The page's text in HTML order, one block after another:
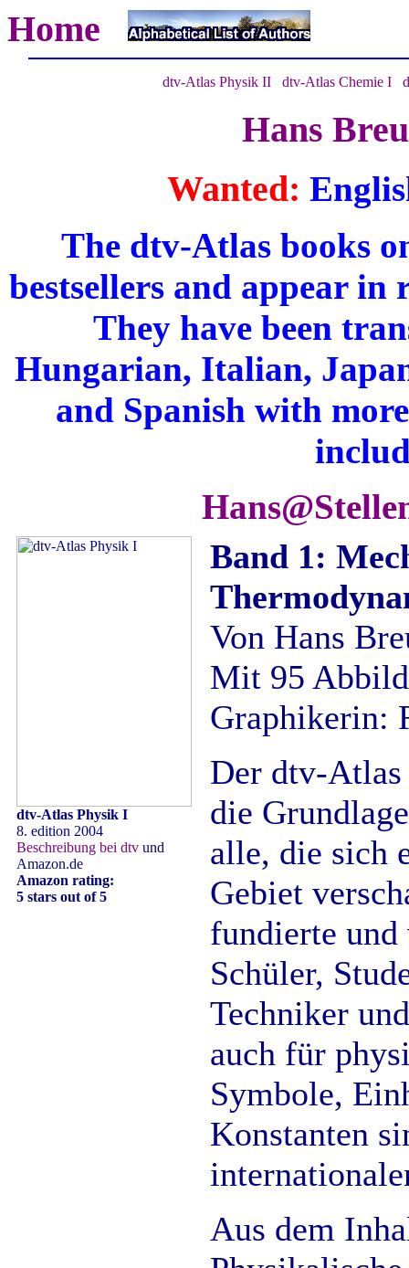
Home
dtv-Atlas Physik II dtv-Atlas Chemie I
Hans
Wanted:
The dtv-Atlas books
bestsellers and appear in
They have been
Hungarian, Italian,
and Spanish with
dtv-Atlas Physik I
8. edition 2004
Beschreibung bei dtv und
Amazon.de
Amazon rating:
5 stars out of 5
Band 1:
Von Hans
Mit 95
Graphikerin:
Der dtv-Atlas
die
alle, die sich
Gebiet
fundierte
Schüler,
Techniker
auch für
Symbole,
Konstanten
Aus dem